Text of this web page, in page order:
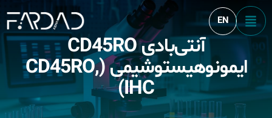
EN
Productآنتی‌بادی CD45RO
ایمونوهیستوشیمی (CD45RO,
IHC)